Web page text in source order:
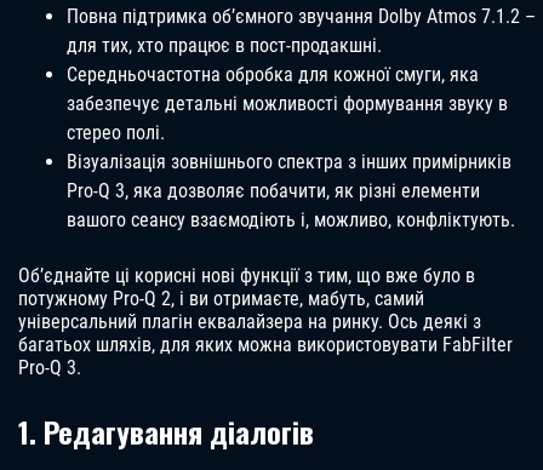
Повна підтримка об’ємного звучання Dolby Atmos 7.1.2 –
для тих, хто працює в пост-продакшні.
Середньочастотна обробка для кожної смуги, яка
забезпечує детальні можливості формування звуку в
стерео полі.
Візуалізація зовнішнього спектра з інших примірників
Pro-Q 3, яка дозволяє побачити, як різні елементи
вашого сеансу взаємодіють і, можливо, конфліктують.
Об’єднайте ці корисні нові функції з тим, що вже було в
потужному Pro-Q 2, і ви отримаєте, мабуть, самий
універсальний плагін еквалайзера на ринку. Ось деякі з
багатьох шляхів, для яких можна використовувати FabFilter
Pro-Q 3.
1. Редагування діалогів